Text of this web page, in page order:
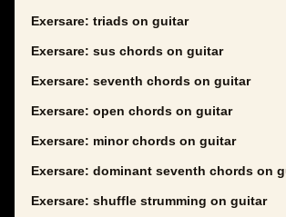
Exersare: triads on guitar
Exersare: sus chords on guitar
Exersare: seventh chords on guitar
Exersare: open chords on guitar
Exersare: minor chords on guitar
Exersare: dominant seventh chords on
Exersare: shuffle strumming on guitar